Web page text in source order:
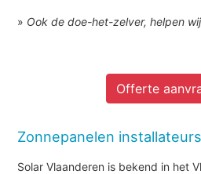
» Ook de doe-het-zelver, helpen
Offerte
Zonnepanelen
Solar Vlaanderen is bekend in het